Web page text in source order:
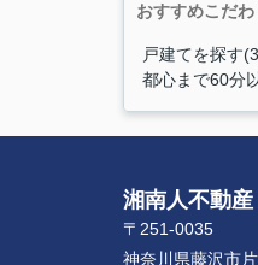
おすすめこだ
戸建てを探す
都心まで60分
湘南人不動産
〒251-0035
神奈川県藤沢市